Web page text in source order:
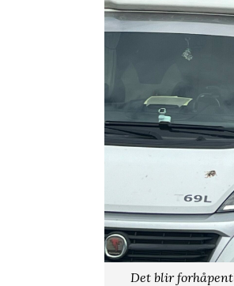
Det blir